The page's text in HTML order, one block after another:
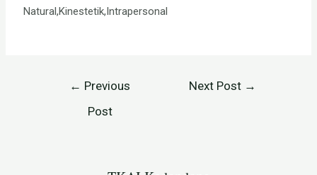
Natural,Kinestetik,Intrapersonal
← Previous
Post
Next Post →